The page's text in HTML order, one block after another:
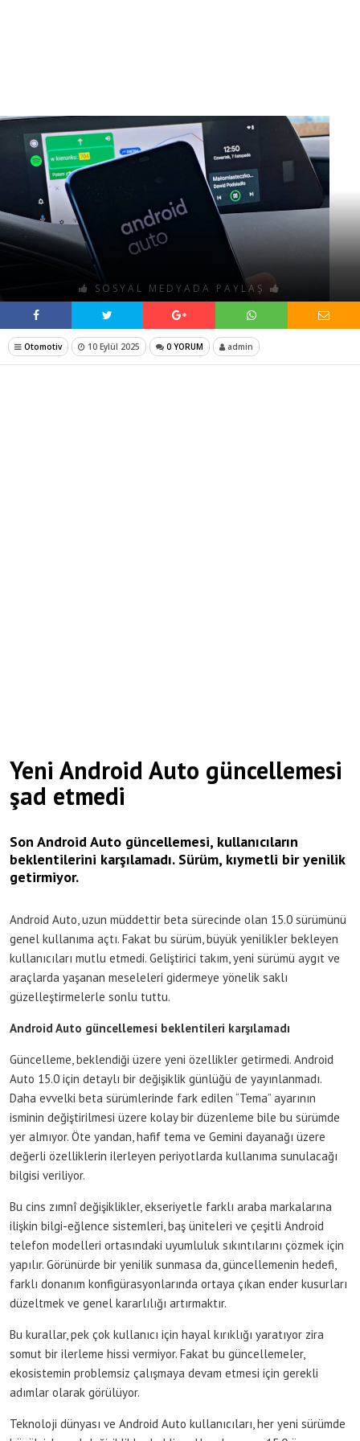
SOSYAL MEDYADA PAYLAŞ
Otomotiv 10 Eylül 2025 0 YORUM admin
Yeni Android Auto güncellemesi
şad etmedi
Son Android Auto güncellemesi, kullanıcıların
beklentilerini karşılamadı. Sürüm, kıymetli bir yenilik
getirmiyor.
Android Auto, uzun müddettir beta sürecinde olan 15.0 sürümünü
genel kullanıma açtı. Fakat bu sürüm, büyük yenilikler bekleyen
kullanıcıları mutlu etmedi. Geliştirici takım, yeni sürümü aygıt ve
araçlarda yaşanan meseleleri gidermeye yönelik saklı
güzelleştirmelerle sonlu tuttu.
Android Auto güncellemesi beklentileri karşılamadı
Güncelleme, beklendiği üzere yeni özellikler getirmedi. Android
Auto 15.0 için detaylı bir değişiklik günlüğü de yayınlanmadı.
Daha evvelki beta sürümlerinde fark edilen “Tema” ayarının
isminin değiştirilmesi üzere kolay bir düzenleme bile bu sürümde
yer almıyor. Öte yandan, hafif tema ve Gemini dayanağı üzere
değerli özelliklerin ilerleyen periyotlarda kullanıma sunulacağı
bilgisi veriliyor.
Bu cins zımnî değişiklikler, ekseriyetle farklı araba markalarına
ilişkin bilgi-eğlence sistemleri, baş üniteleri ve çeşitli Android
telefon modelleri ortasındaki uyumluluk sıkıntılarını çözmek için
yapılır. Görünürde bir yenilik sunmasa da, güncellemenin hedefi,
farklı donanım konfigürasyonlarında ortaya çıkan ender kusurları
düzeltmek ve genel kararlılığı artırmaktır.
Bu kurallar, pek çok kullanıcı için hayal kırıklığı yaratıyor zira
somut bir ilerleme hissi vermiyor. Fakat bu güncellemeler,
ekosistemin problemsiz çalışmaya devam etmesi için gerekli
adımlar olarak görülüyor.
Teknoloji dünyası ve Android Auto kullanıcıları, her yeni sürümde